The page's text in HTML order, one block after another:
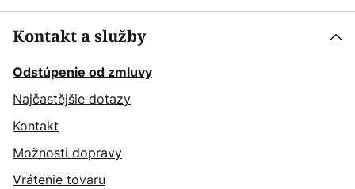
Kontakt a služby
Odstúpenie od zmluvy
Najčastějšie dotazy
Kontakt
Možnosti dopravy
Vrátenie tovaru